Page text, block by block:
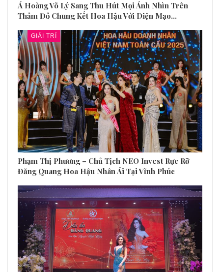
Á Hoàng Võ Lý Sang Thu Hút Mọi Ánh Nhìn Trên
Thảm Đỏ Chung Kết Hoa Hậu Với Diện Mạo…
GIẢI TRÍ
Phạm Thị Phương – Chủ Tịch NEO Invest Rực Rỡ
Đăng Quang Hoa Hậu Nhân Ái Tại Vĩnh Phúc